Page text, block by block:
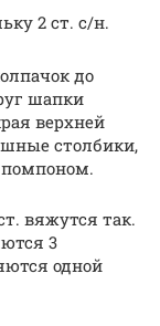
2 ст. с/н.
до
шапки
верхней
столбики,
вяжутся так.
3
одной